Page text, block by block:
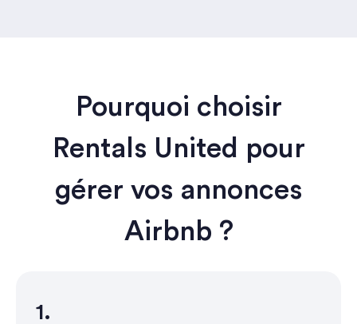
Pourquoi choisir
Rentals United pour
gérer vos annonces
Airbnb ?
1.